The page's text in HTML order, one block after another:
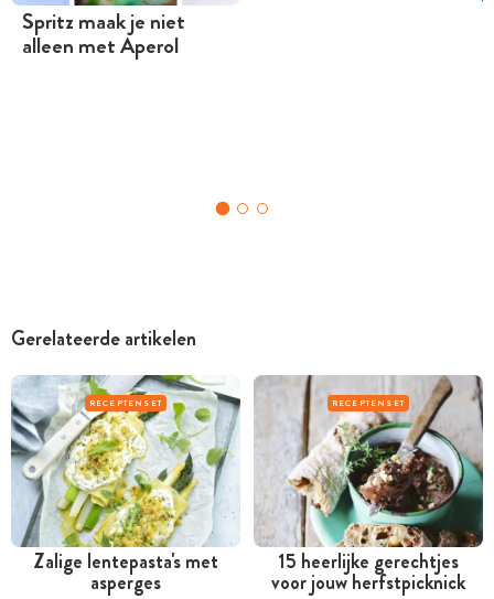
Spritz maak je niet
alleen met Aperol
Gerelateerde artikelen
RECEPTENSET
Zalige lentepasta's met
asperges
RECEPTENSET
15 heerlijke gerechtjes
voor jouw herfstpicknick